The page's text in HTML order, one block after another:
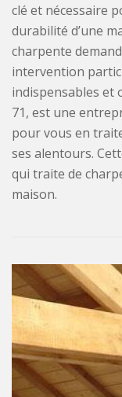
clé et nécessaire
durabilité d’une
charpente
intervention
indispensables et
71, est une
pour vous en
ses alentours.
qui traite de
maison.